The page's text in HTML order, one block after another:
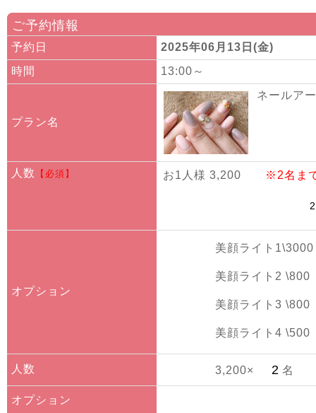
ご予約情報
予約日
2025年06月13日(金)
時間
13:00～
プラン名
ネールア
人数 【必須】 お1人様 3,200 ※2名ま
オプション
美顔ライト1\3000
美顔ライト2 \800
美顔ライト3 \800
美顔ライト4 \500
人数 3,200× 名
オプション